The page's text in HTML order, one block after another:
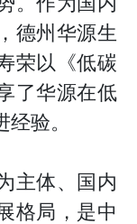
德州华源生
荣以《低碳
了华源在低
验。
主体、国内
格局，是中